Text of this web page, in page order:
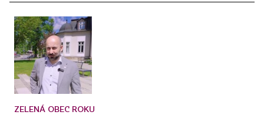
ZELENÁ OBEC ROKU